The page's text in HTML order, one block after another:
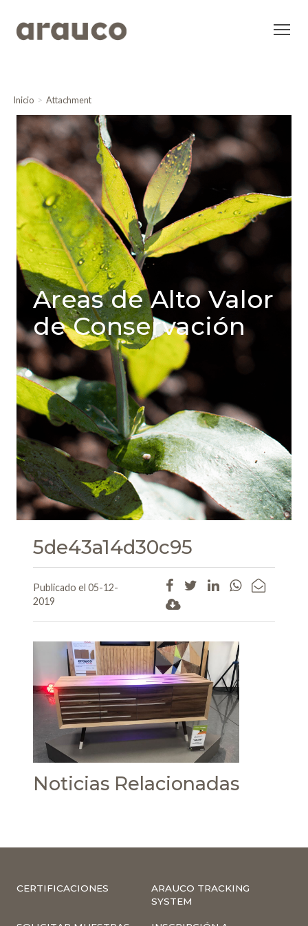
Inicio Attachment
Areas de Alto Valor
de Conservación
5de43a14d30c95
Publicado el 05-12-
2019
Noticias Relacionadas
CERTIFICACIONES
ARAUCO TRACKING
SYSTEM